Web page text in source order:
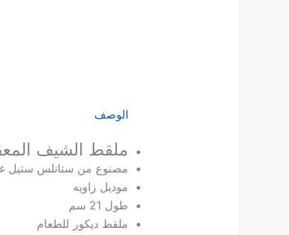
الوصف
ملقط الشيف
مصنوع من ستانلس ستيل
موديل زاويه
طول 21 سم
ملقط ديكور للطعام